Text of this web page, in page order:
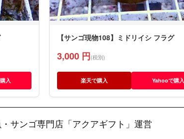
入
【サンゴ現物108】ミドリイシ フラグ
3,000 円(税別)
楽天で購入 Yahooで購入
サンゴ専門店「アクアギフト」運営